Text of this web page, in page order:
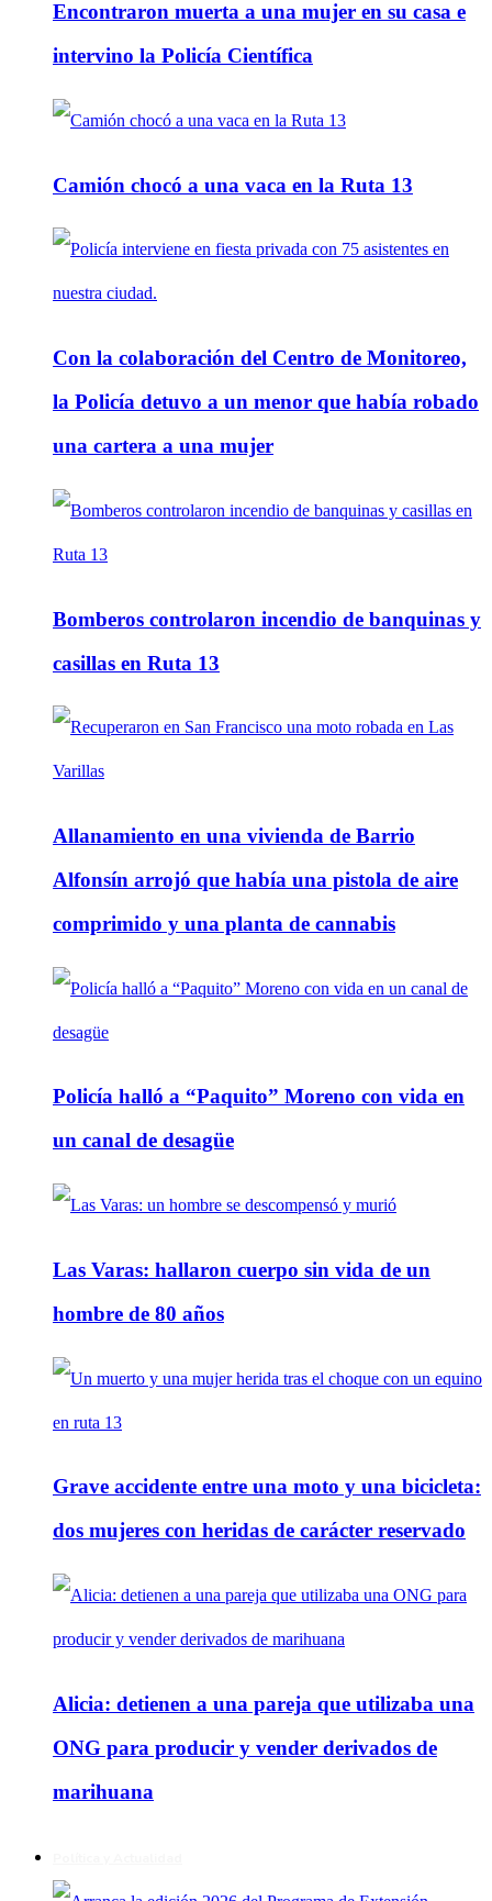
Encontraron muerta a una mujer en su casa e
intervino la Policía Científica
Camión chocó a una vaca en la Ruta 13
Con la colaboración del Centro de Monitoreo,
la Policía detuvo a un menor que había robado
una cartera a una mujer
Bomberos controlaron incendio de banquinas y
casillas en Ruta 13
Allanamiento en una vivienda de Barrio
Alfonsín arrojó que había una pistola de aire
comprimido y una planta de cannabis
Policía halló a “Paquito” Moreno con vida en
un canal de desagüe
Las Varas: hallaron cuerpo sin vida de un
hombre de 80 años
Grave accidente entre una moto y una bicicleta:
dos mujeres con heridas de carácter reservado
Alicia: detienen a una pareja que utilizaba una
ONG para producir y vender derivados de
marihuana